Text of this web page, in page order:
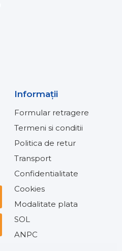
Informaţii
Formular retragere
Termeni si conditii
Politica de retur
Transport
Confidentialitate
Cookies
Modalitate plata
SOL
ANPC